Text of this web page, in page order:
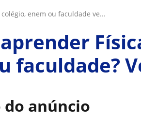
enem ou faculdade ve...
faculdade?
do anúncio